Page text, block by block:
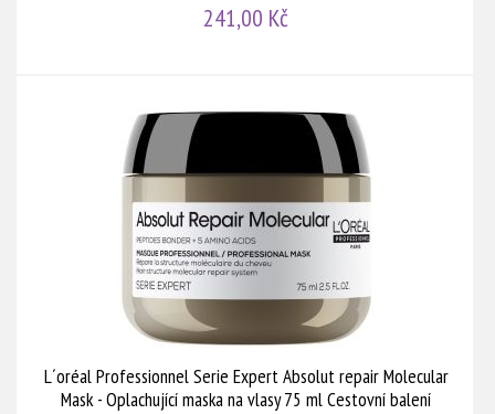
241,00 Kč
L´oréal Professionnel Serie Expert Absolut repair Molecular
Mask - Oplachující maska na vlasy 75 ml Cestovní balení